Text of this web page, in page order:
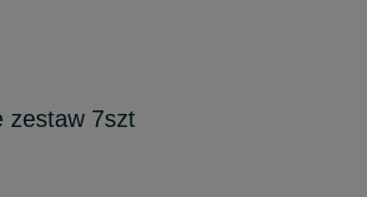
zestaw 7szt